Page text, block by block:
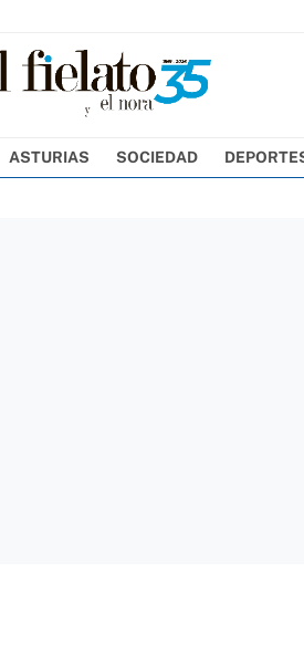
ASTURIAS SOCIEDAD